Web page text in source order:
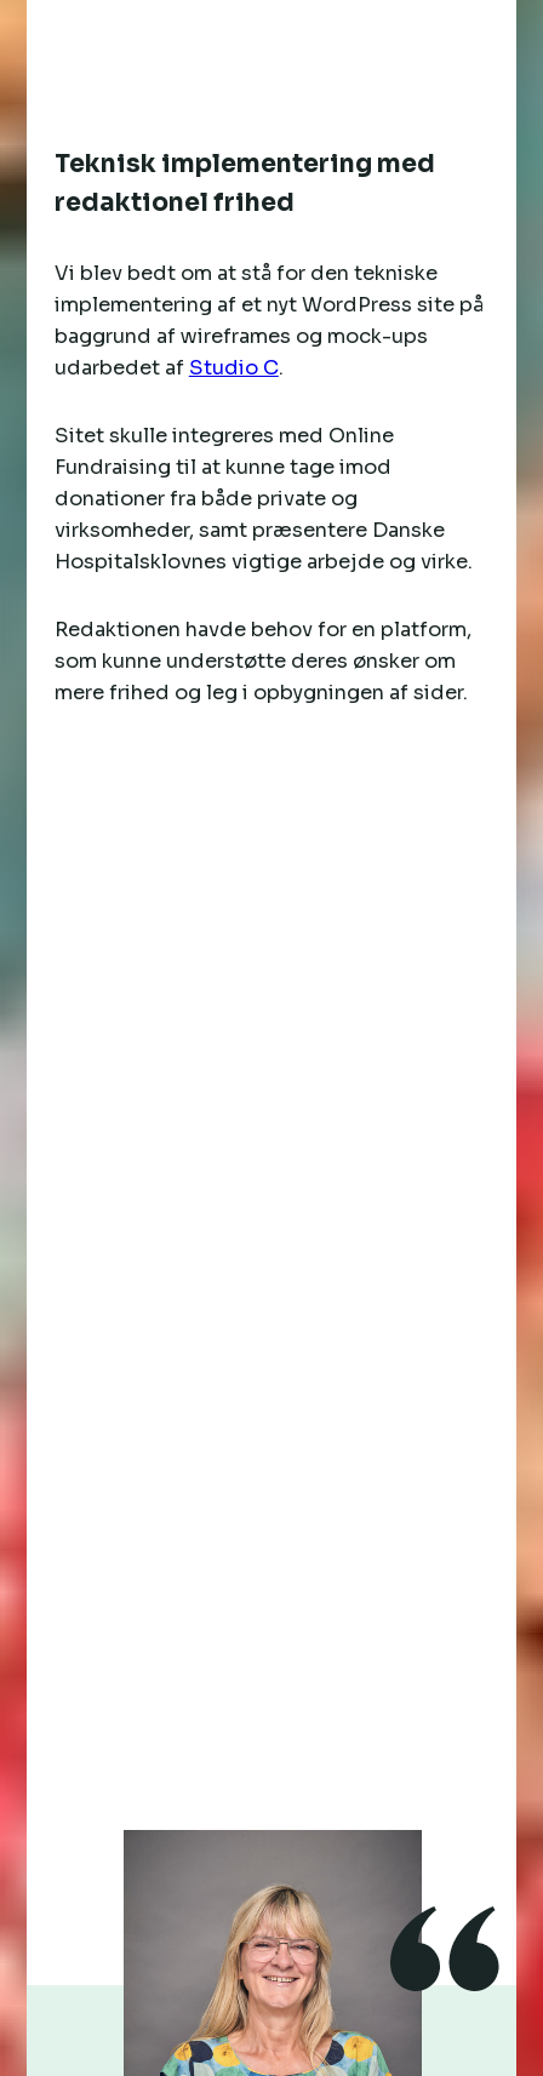
Teknisk implementering med
redaktionel frihed
Vi blev bedt om at stå for den tekniske
implementering af et nyt WordPress site på
baggrund af wireframes og mock-ups
udarbedet af Studio C.
Sitet skulle integreres med Online
Fundraising til at kunne tage imod
donationer fra både private og
virksomheder, samt præsentere Danske
Hospitalsklovnes vigtige arbejde og virke.
Redaktionen havde behov for en platform,
som kunne understøtte deres ønsker om
mere frihed og leg i opbygningen af sider.